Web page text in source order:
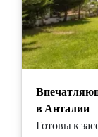
в Анталии
Готовы к